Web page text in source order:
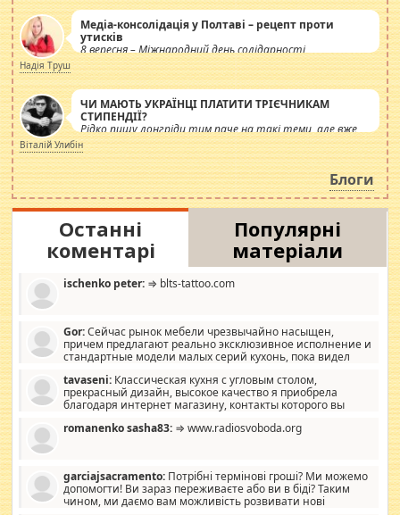
Медіа-консолідація у Полтаві – рецепт проти
утисків
8 вересня – Міжнародний день солідарності
журналістів.
Надія Труш
ЧИ МАЮТЬ УКРАЇНЦІ ПЛАТИТИ ТРІЄЧНИКАМ
СТИПЕНДІЇ?
Рідко пишу лонгріди тим паче на такі теми, але вже
просто дістало! Обурюють сьогоднішні інсенуації
навколо стипендіального питання. Штучно
роздувається ще одна соціальна катастрофа.
Віталій Улибін
Блоги
Останні
коментарі
Популярні
матеріали
ischenko peter: ⇒ blts-tattoo.com
Gor:Сейчас рынок мебели чрезвычайно насыщен,
причем предлагают реально эксклюзивное исполнение и
стандартные модели малых серий кухонь, пока видел
стандартные формы, в MebelOk, креативненько и что главное -
со вкусом все в порядке, без ненужных наворотов удорожающих
мебель, а это не последний фактор.
tavaseni: Классическая кухня с угловым столом,
прекрасный дизайн, высокое качество я приобрела
благодаря интернет магазину, контакты которого вы
romanenko sasha83: ⇒ www.radiosvoboda.org
garciajsacramento: Потрібні термінові гроші? Ми можемо
допомогти! Ви зараз переживаєте або ви в біді? Таким
чином, ми даємо вам можливість розвивати нові